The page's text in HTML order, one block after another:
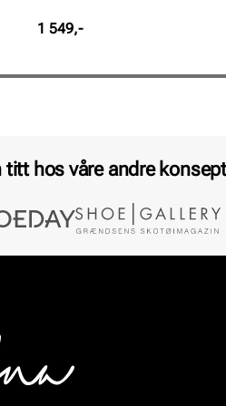
Pris
1 549,-
titt hos våre andre